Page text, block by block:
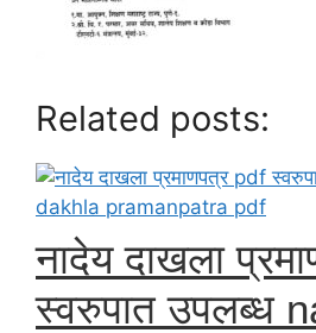
Related posts:
नादेय दाखला
स्वरुपात उपलब्ध